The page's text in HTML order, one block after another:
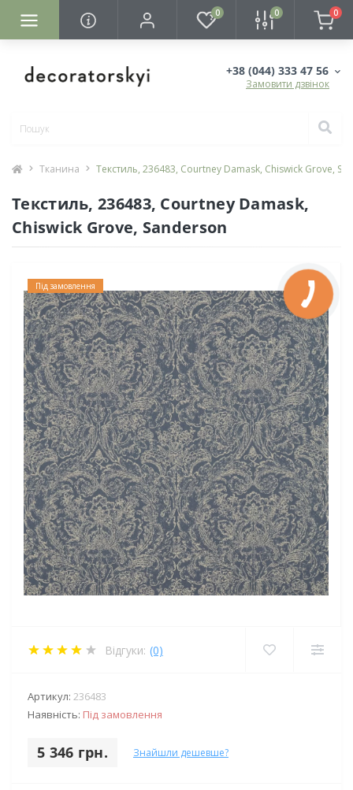
0 0 0
+38 (044) 333 47 56
Замовити дзвінок
Тканина Текстиль, 236483, Courtney Damask, Chiswick Grove,
Текстиль, 236483, Courtney Damask,
Chiswick Grove, Sanderson
Під замовлення
Відгуки: (0)
Артикул: 236483
Наявність: Під замовлення
5 346 грн. Знайшли дешевше?